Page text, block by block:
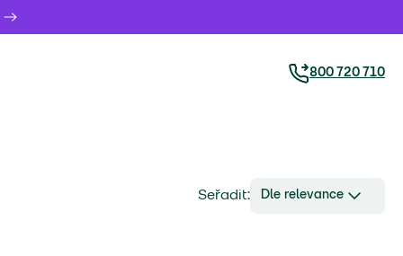
800 720 710
Seřadit: Dle relevance